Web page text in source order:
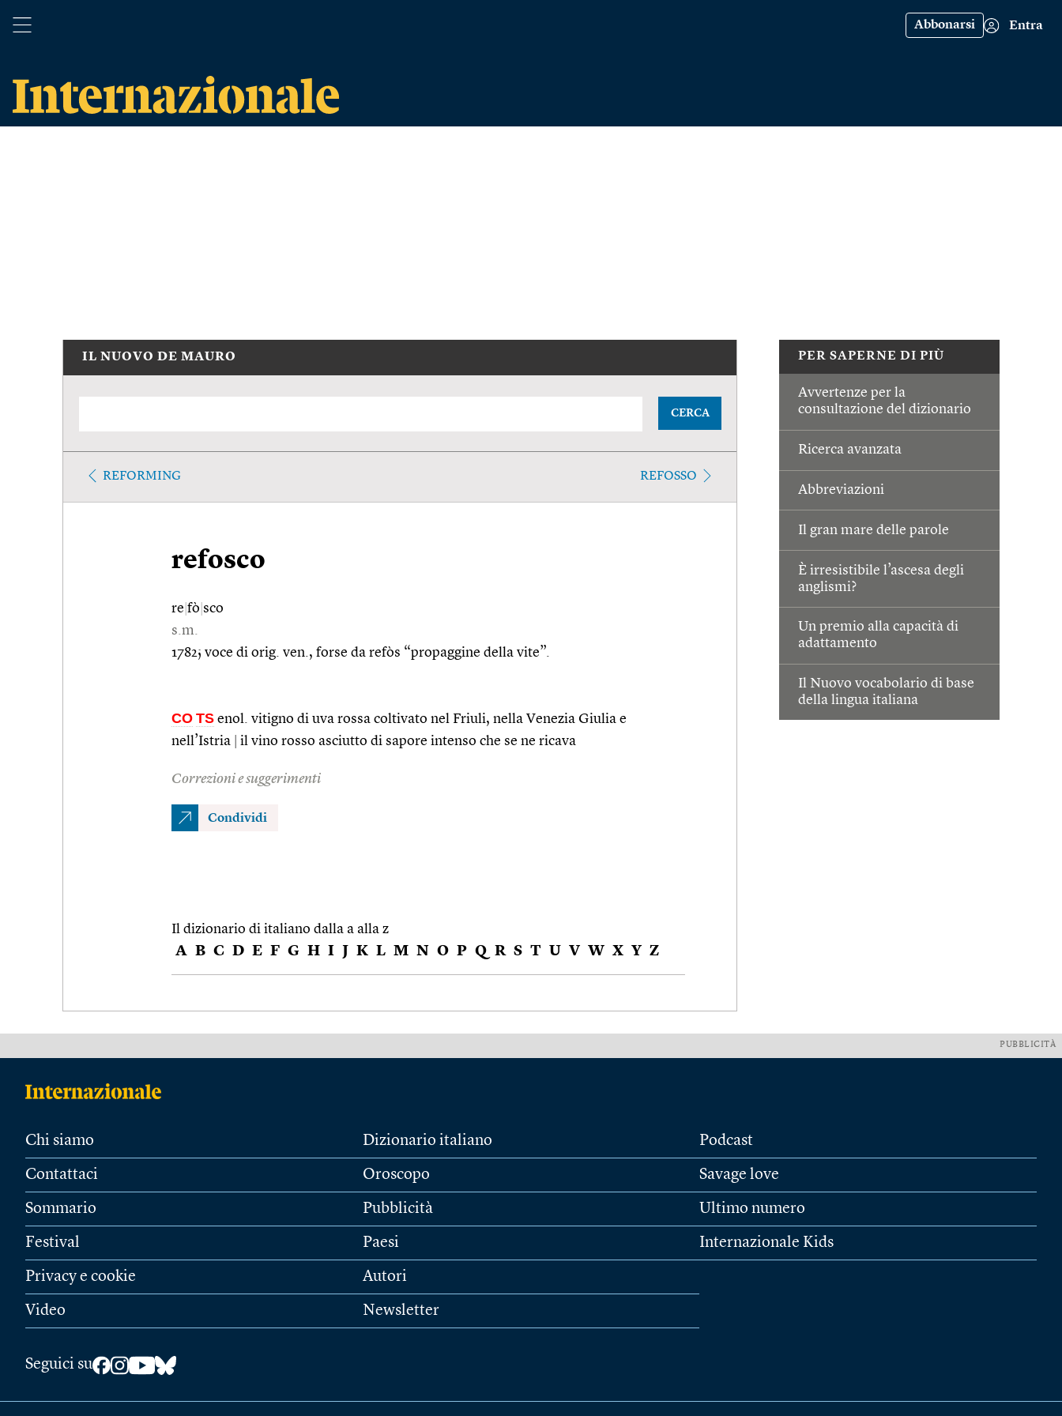
Abbonarsi Entra
PER SAPERNE DI PIÙ
Avvertenze per la
consultazione del dizionario
Ricerca avanzata
Abbreviazioni
Il gran mare delle parole
È irresistibile l’ascesa degli
anglismi?
Un premio alla capacità di
adattamento
Il Nuovo vocabolario di base
della lingua italiana
IL NUOVO DE MAURO
CERCA
REFORMING REFOSSO
refosco
re fò sco
s.m.
1782; voce di orig. ven., forse da refòs “propaggine della vite”.
CO TS enol. vitigno di uva rossa coltivato nel Friuli, nella Venezia Giulia e
nell’Istria
il vino rosso asciutto di sapore intenso che se ne ricava
Correzioni e suggerimenti
Condividi
Il dizionario di italiano dalla a alla z
A B C D E F G H I J K L M N O P Q R S T U V W X Y Z
PUBBLICITÀ
Chi siamo
Contattaci
Sommario
Festival
Privacy e cookie
Video
Dizionario italiano
Oroscopo
Pubblicità
Paesi
Autori
Newsletter
Podcast
Savage love
Ultimo numero
Internazionale Kids
Seguici su